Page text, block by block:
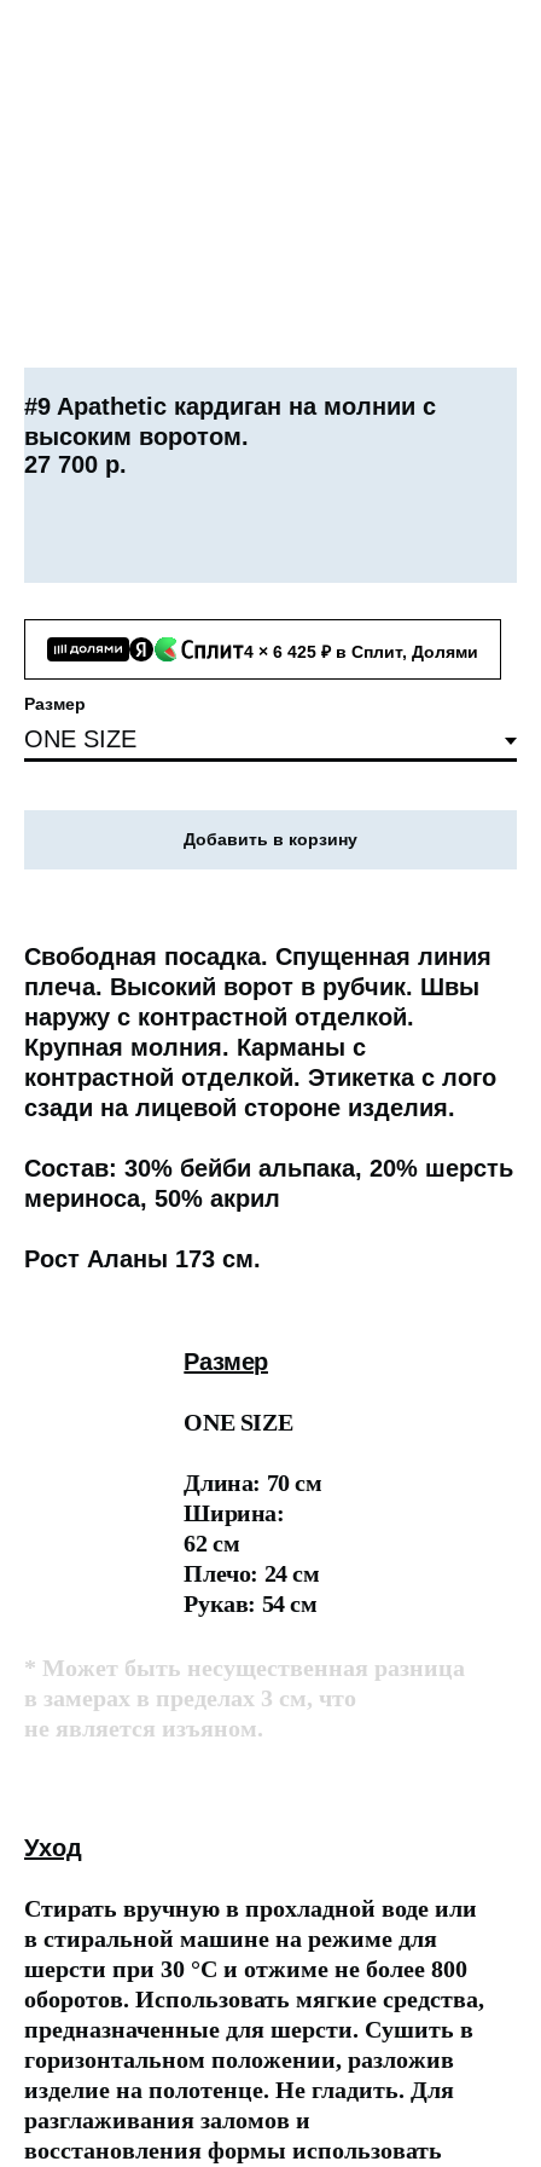
#9 Apathetic кардиган на молнии с
высоким воротом.
27 700 р.
4 × 6 425 ₽ в Сплит, Долями
Размер
Добавить в корзину
Свободная посадка. Спущенная линия
плеча. Высокий ворот в рубчик. Швы
наружу с контрастной отделкой.
Крупная молния. Карманы с
контрастной отделкой. Этикетка с лого
сзади на лицевой стороне изделия.
Состав: 30% бейби альпака, 20% шерсть
мериноса, 50% акрил
Рост Аланы 173 см.
Размер
ONE SIZE
Длина: 70 см
Ширина:
62 см
Плечо: 24 см
Рукав: 54 см
* Может быть несущественная разница
в замерах в пределах 3 см, что
не является изъяном.
Уход
Стирать вручную в прохладной воде или
в стиральной машине на режиме для
шерсти при 30 °C и отжиме не более 800
оборотов. Использовать мягкие средства,
предназначенные для шерсти. Сушить в
горизонтальном положении, разложив
изделие на полотенце. Не гладить. Для
разглаживания заломов и
восстановления формы использовать